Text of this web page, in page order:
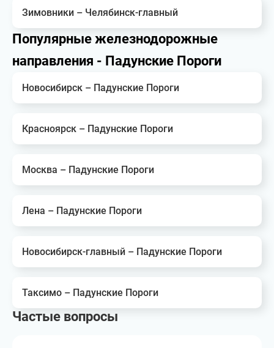
Зимовники – Челябинск-главный
Популярные железнодорожные
направления - Падунские Пороги
Новосибирск – Падунские Пороги
Красноярск – Падунские Пороги
Москва – Падунские Пороги
Лена – Падунские Пороги
Новосибирск-главный – Падунские Пороги
Таксимо – Падунские Пороги
Частые вопросы